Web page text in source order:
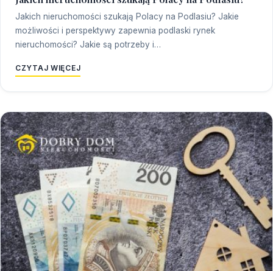
Jakich nieruchomości szukają Polacy na Podlasiu? Jakie
możliwości i perspektywy zapewnia podlaski rynek
nieruchomości? Jakie są potrzeby i…
CZYTAJ WIĘCEJ